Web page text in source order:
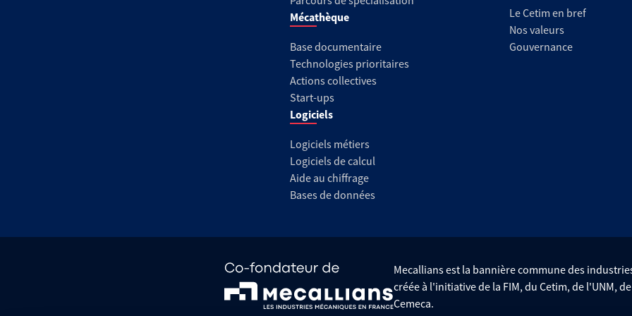
Mécathèque
Base documentaire
Technologies prioritaires
Actions collectives
Start-ups
Logiciels
Logiciels métiers
Logiciels de calcul
Aide au chiffrage
Bases de données
Le Cetim en bref
Nos valeurs
Gouvernance
Mecallians est la bannière commune des
créée à l'initiative de la FIM, du Cetim, de l'UNM,
Cemeca.